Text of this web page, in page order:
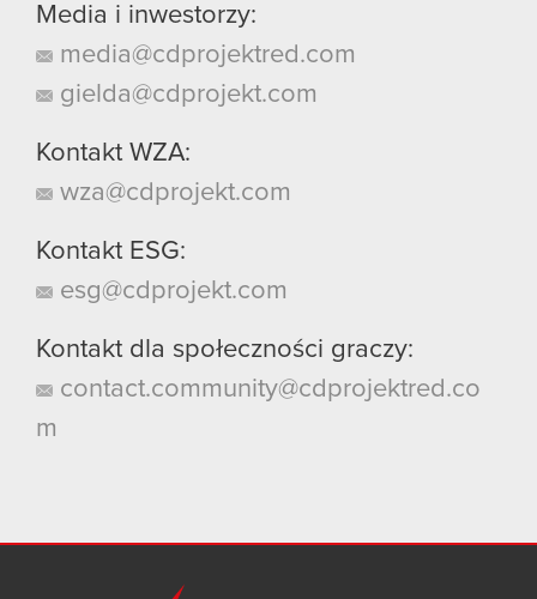
Media i inwestorzy:
media@cdprojektred.com
gielda@cdprojekt.com
Kontakt WZA:
wza@cdprojekt.com
Kontakt ESG:
esg@cdprojekt.com
Kontakt dla społeczności graczy:
contact.community@cdprojektred.co
m